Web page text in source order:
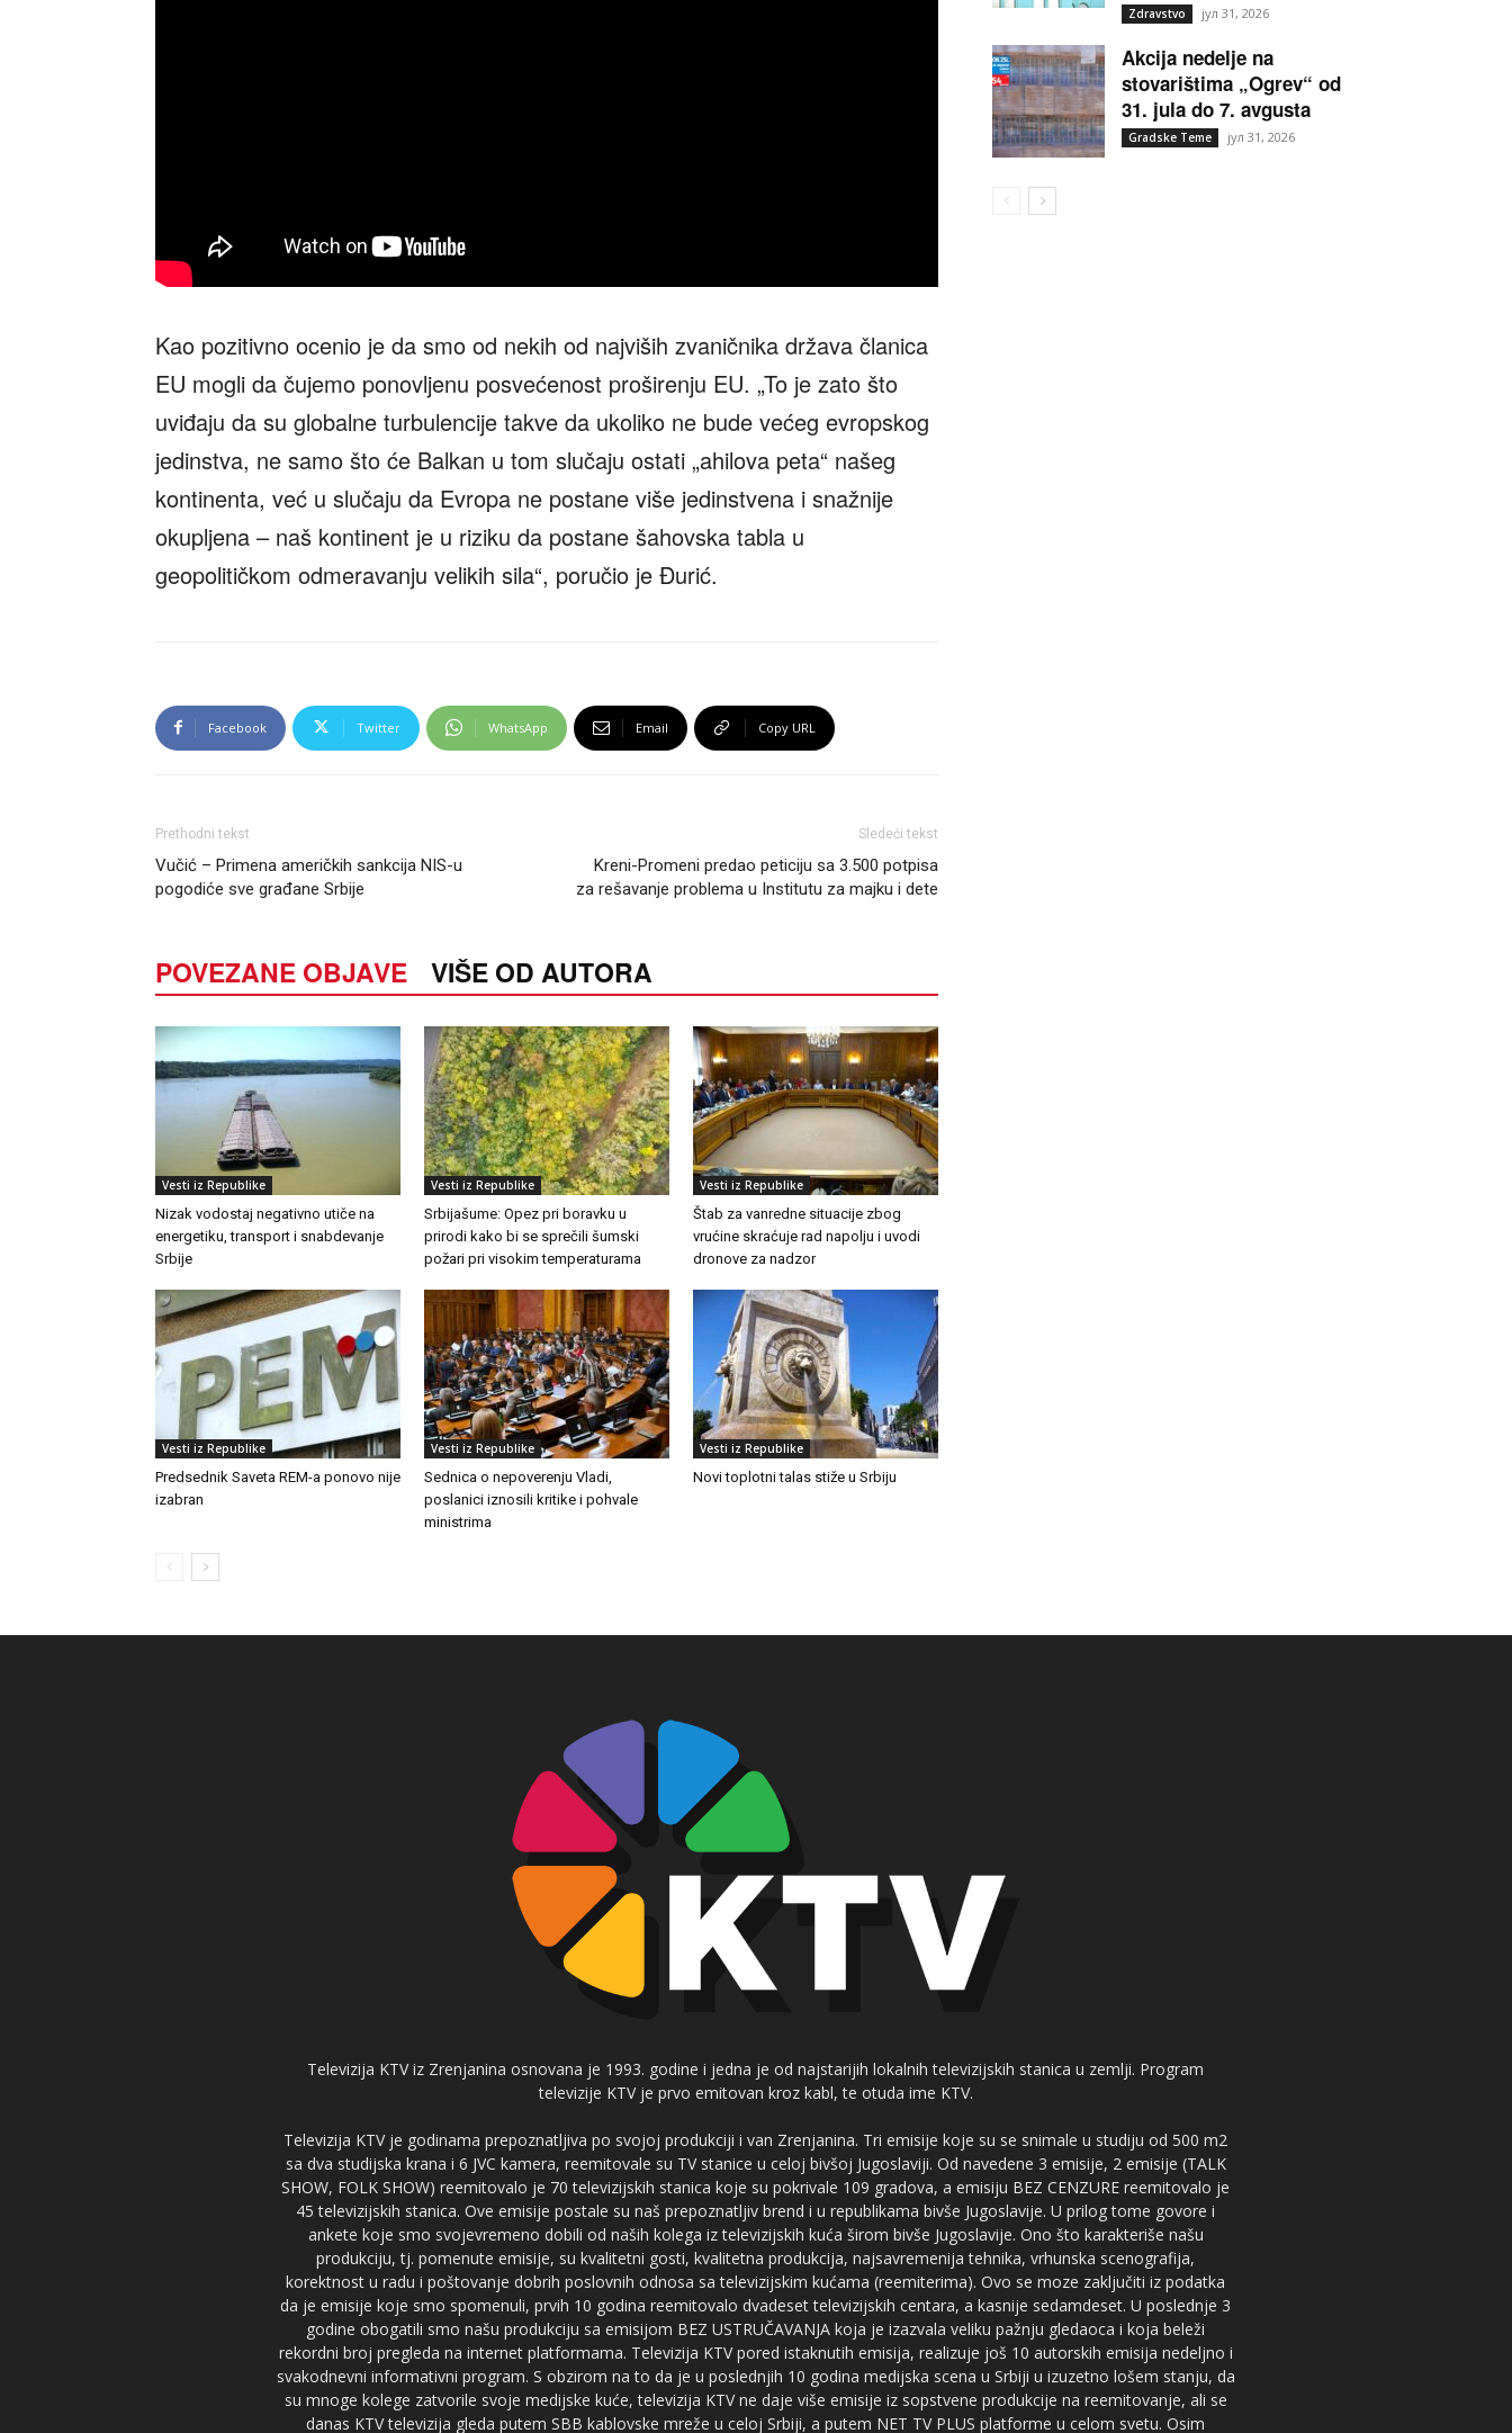
Kao pozitivno ocenio je da smo od nekih od najviših zvaničnika država članica
EU mogli da čujemo ponovljenu posvećenost proširenju EU. „To je zato što
uviđaju da su globalne turbulencije takve da ukoliko ne bude većeg evropskog
jedinstva, ne samo što će Balkan u tom slučaju ostati „ahilova peta“ našeg
kontinenta, već u slučaju da Evropa ne postane više jedinstvena i snažnije
okupljena – naš kontinent je u riziku da postane šahovska tabla u
geopolitičkom odmeravanju velikih sila“, poručio je Đurić.
Facebook Twitter WhatsApp Email Copy URL
Prethodni tekst
Vučić – Primena američkih sankcija NIS-u
pogodiće sve građane Srbije
Sledeći tekst
Kreni-Promeni predao peticiju sa 3.500 potpisa
za rešavanje problema u Institutu za majku i dete
POVEZANE OBJAVE VIŠE OD AUTORA
Vesti iz Republike
Nizak vodostaj negativno utiče na
energetiku, transport i snabdevanje
Srbije
Vesti iz Republike
Srbijašume: Opez pri boravku u
prirodi kako bi se sprečili šumski
požari pri visokim temperaturama
Vesti iz Republike
Štab za vanredne situacije zbog
vrućine skraćuje rad napolju i uvodi
dronove za nadzor
Vesti iz Republike
Predsednik Saveta REM-a ponovo nije
izabran
Vesti iz Republike
Sednica o nepoverenju Vladi,
poslanici iznosili kritike i pohvale
ministrima
Vesti iz Republike
Novi toplotni talas stiže u Srbiju
Zdravstvo јул 31, 2026
Akcija nedelje na
stovarištima „Ogrev“ od
31. jula do 7. avgusta
Gradske Teme јул 31, 2026
Televizija KTV iz Zrenjanina osnovana je 1993. godine i jedna je od najstarijih lokalnih televizijskih stanica u zemlji. Program
televizije KTV je prvo emitovan kroz kabl, te otuda ime KTV.
Televizija KTV je godinama prepoznatljiva po svojoj produkciji i van Zrenjanina. Tri emisije koje su se snimale u studiju od 500 m2
sa dva studijska krana i 6 JVC kamera, reemitovale su TV stanice u celoj bivšoj Jugoslaviji. Od navedene 3 emisije, 2 emisije (TALK
SHOW, FOLK SHOW) reemitovalo je 70 televizijskih stanica koje su pokrivale 109 gradova, a emisiju BEZ CENZURE reemitovalo je
45 televizijskih stanica. Ove emisije postale su naš prepoznatljiv brend i u republikama bivše Jugoslavije. U prilog tome govore i
ankete koje smo svojevremeno dobili od naših kolega iz televizijskih kuća širom bivše Jugoslavije. Ono što karakteriše našu
produkciju, tj. pomenute emisije, su kvalitetni gosti, kvalitetna produkcija, najsavremenija tehnika, vrhunska scenografija,
korektnost u radu i poštovanje dobrih poslovnih odnosa sa televizijskim kućama (reemiterima). Ovo se moze zaključiti iz podatka
da je emisije koje smo spomenuli, prvih 10 godina reemitovalo dvadeset televizijskih centara, a kasnije sedamdeset. U poslednje 3
godine obogatili smo našu produkciju sa emisijom BEZ USTRUČAVANJA koja je izazvala veliku pažnju gledaoca i koja beleži
rekordni broj pregleda na internet platformama. Televizija KTV pored istaknutih emisija, realizuje još 10 autorskih emisija nedeljno i
svakodnevni informativni program. S obzirom na to da je u poslednjih 10 godina medijska scena u Srbiji u izuzetno lošem stanju, da
su mnoge kolege zatvorile svoje medijske kuće, televizija KTV ne daje više emisije iz sopstvene produkcije na reemitovanje, ali se
danas KTV televizija gleda putem SBB kablovske mreže u celoj Srbiji, a putem NET TV PLUS platforme u celom svetu. Osim